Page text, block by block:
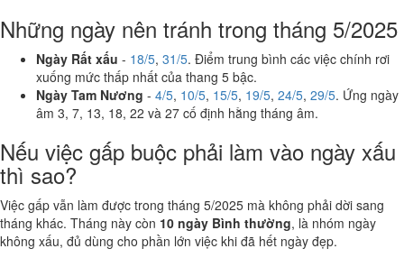
Những ngày nên tránh trong tháng 5/2025
Ngày Rất xấu - 18/5, 31/5. Điểm trung bình các việc chính rơi
xuống mức thấp nhất của thang 5 bậc.
Ngày Tam Nương - 4/5, 10/5, 15/5, 19/5, 24/5, 29/5. Ứng ngày
âm 3, 7, 13, 18, 22 và 27 cố định hằng tháng âm.
Nếu việc gấp buộc phải làm vào ngày xấu
thì sao?
Việc gấp vẫn làm được trong tháng 5/2025 mà không phải dời sang
tháng khác. Tháng này còn 10 ngày Bình thường, là nhóm ngày
không xấu, đủ dùng cho phần lớn việc khi đã hết ngày đẹp.